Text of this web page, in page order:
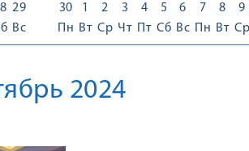
29
Вс
30
Пн
1
Вт
2
Ср
3
Чт
4
Пт
5
Сб
6
Вс
7
Пн
8
Вт
9
Ср
2024